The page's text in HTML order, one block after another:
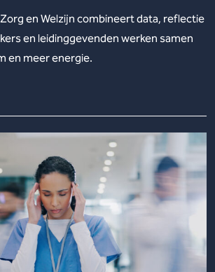
en Welzijn combineert data, reflectie
en leidinggevenden werken samen
en meer energie.